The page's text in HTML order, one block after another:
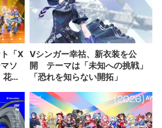
「X
ソ
譜
Vシンガー幸祜、新衣装を公
開 テーマは「未知への挑戦」
「恐れを知らない開拓」